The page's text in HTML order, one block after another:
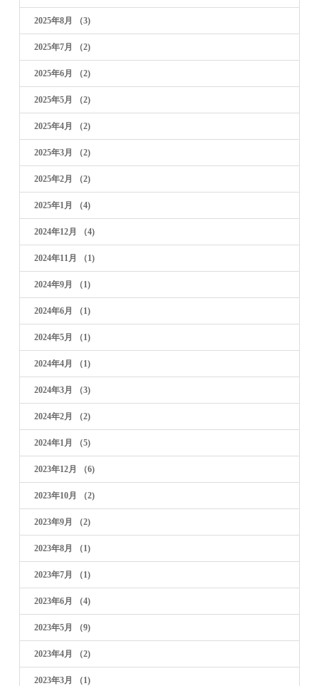
2025年8月 （3)
2025年7月 （2)
2025年6月 （2)
2025年5月 （2)
2025年4月 （2)
2025年3月 （2)
2025年2月 （2)
2025年1月 （4)
2024年12月 （4)
2024年11月 （1)
2024年9月 （1)
2024年6月 （1)
2024年5月 （1)
2024年4月 （1)
2024年3月 （3)
2024年2月 （2)
2024年1月 （5)
2023年12月 （6)
2023年10月 （2)
2023年9月 （2)
2023年8月 （1)
2023年7月 （1)
2023年6月 （4)
2023年5月 （9)
2023年4月 （2)
2023年3月 （1)